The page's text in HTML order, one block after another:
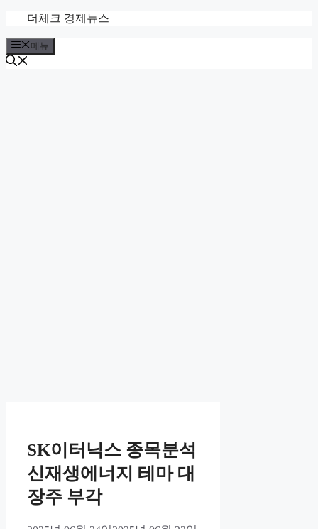
츠
로
더체크 경제뉴스
메뉴
SK이터닉스 종목분석
신재생에너지 테마 대
장주 부각